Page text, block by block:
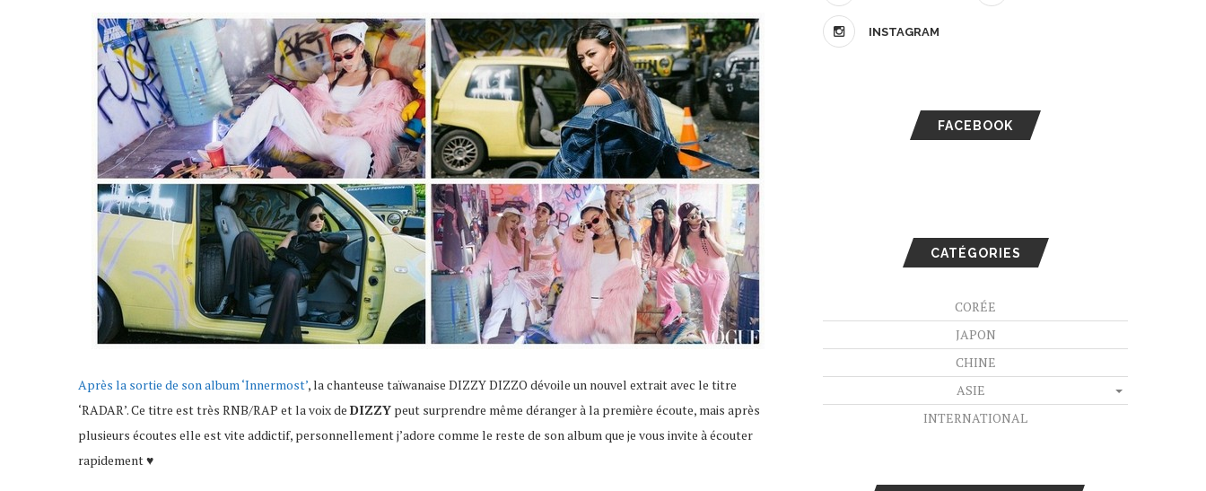
Après la sortie de son album ‘Innermost’, la chanteuse taïwanaise DIZZY DIZZO dévoile un nouvel extrait avec le titre
‘RADAR’. Ce titre est très RNB/RAP et la voix de DIZZY peut surprendre même déranger à la première écoute, mais après
plusieurs écoutes elle est vite addictif, personnellement j’adore comme le reste de son album que je vous invite à écouter
rapidement ♥
INSTAGRAM
FACEBOOK
CATÉGORIES
CORÉE
JAPON
CHINE
ASIE
INTERNATIONAL